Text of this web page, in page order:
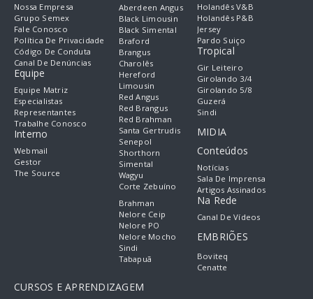
Nossa Empresa
Grupo Semex
Fale Conosco
Política De Privacidade
Código De Conduta
Canal De Denúncias
Equipe
Equipe Matriz
Especialistas
Representantes
Trabalhe Conosco
Interno
Webmail
Gestor
The Source
Aberdeen Angus
Black Limousin
Black Simental
Braford
Brangus
Charolês
Hereford
Limousin
Red Angus
Red Brangus
Red Brahman
Santa Gertrudis
Senepol
Shorthorn
Simental
Wagyu
Corte Zebuíno
Brahman
Nelore Ceip
Nelore PO
Nelore Mocho
Sindi
Tabapuã
Holandês V&B
Holandês P&B
Jersey
Pardo Suiço
Tropical
Gir Leiteiro
Girolando 3/4
Girolando 5/8
Guzerá
Sindi
MIDIA
Conteúdos
Notícias
Sala De Imprensa
Artigos Assinados
Na Rede
Canal De Vídeos
EMBRIÕES
Boviteq
Cenatte
CURSOS E APRENDIZAGEM